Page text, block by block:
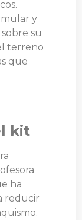
y
su
terreno
que
kit
ha
reducir